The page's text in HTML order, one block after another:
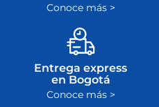
Conoce más >
Entrega express
en Bogotá
Conoce más >